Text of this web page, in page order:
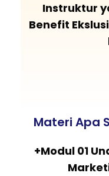
Instruktur
Benefit
Materi Apa
+Modul 01